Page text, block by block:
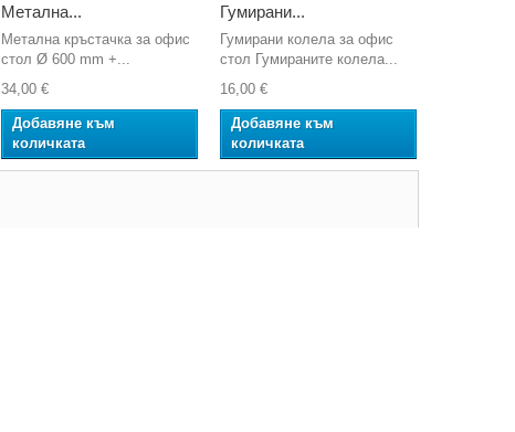
Метална...
Метална кръстачка за офис
стол Ø 600 mm +...
34,00 €
Добавяне към
количката
Гумирани...
Гумирани колела за офис
стол Гумираните колела...
16,00 €
Добавяне към
количката